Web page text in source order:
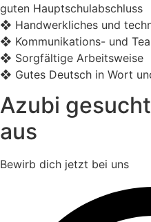
guten Hauptschulabschluss
❖ Handwerkliches und
❖ Kommunikations- und
❖ Sorgfältige Arbeitsweise
❖ Gutes Deutsch in Wort
Azubi
aus
Bewirb dich jetzt bei uns